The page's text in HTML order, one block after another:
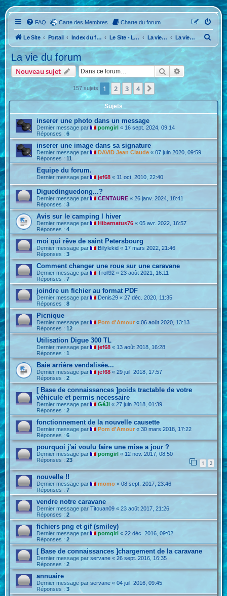
FAQ Carte des Membres Charte du forum
Le Site Portail Index du forum Le Site - Le Forum La vie du site-forum La vie du forum
c
La vie du forum
Nouveau sujet RechercherRecherche
157 sujets 1 2 3 4
Sujets
inserer une photo dans un message
Dernier message par pomgirl « 16 sept. 2024, 09:14
Réponses :6
inserer une image dans sa signature
Dernier message par DAVID Jean Claude «07 juin 2020, 09:59
Réponses :11
Equipe du forum.
Dernier message par jef68 « 11 oct. 2010, 22:40
Diguedinguedong...?
Dernier message par CENTAURE «26 janv. 2024, 18:41
Réponses :3
Avis sur le camping l hiver
Dernier message par Hibernatus76 «05 avr. 2022, 16:57
Réponses :4
moi qui rêve de saint Petersbourg
Dernier message par Billylekid « 17 mars 2022, 21:46
Réponses :3
Comment changer une roue sur une caravane
Dernier message par Troll92 «23 août 2021, 16:11
Réponses :7
joindre un fichier au format PDF
Dernier message par Denis29 «27 déc. 2020, 11:35
Réponses :8
Picnique
Dernier message par Pom d'Amour«06 août 2020, 13:13
Réponses :12
Utilisation Digue 300 TL
Dernier message par jef68 « 13 août 2018, 16:28
Réponses :1
Baie arrière vendalisée...
Dernier message par jef68 «29 juil. 2018, 17:57
Réponses :2
[ Base de connaissances ]poids tractable de votre
véhicule et permis necessaire
Dernier message par GéJi «27 juin 2018, 01:39
Réponses :2
fonctionnement de la nouvelle causette
Dernier message par Pom d'Amour «30 mars 2018, 17:22
Réponses :6
pourquoi j'ai voulu faire une mise a jour ?
Dernier message par pomgirl « 12 nov. 2017, 08:50
Réponses :23 1 2
nouvelle !!
Dernier message par momo «08 sept. 2017, 23:46
Réponses :7
vendre notre caravane
Dernier message parTitouan09 «23 août 2017, 21:26
Réponses :2
fichiers png et gif (smiley)
Dernier message par pomgirl «22 déc. 2016, 09:02
Réponses :2
[ Base de connaissances ]chargement de la caravane
Dernier message parservane «26 sept. 2016, 16:35
Réponses :2
annuaire
Dernier message parservane «04 juil. 2016, 09:45
Réponses :3